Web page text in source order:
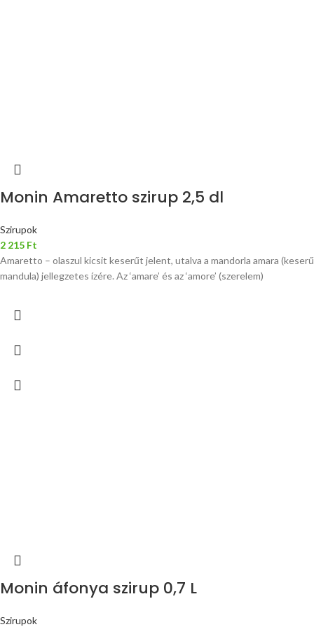
Monin Amaretto szirup 2,5 dl
Szirupok
2 215 Ft
Amaretto – olaszul kicsit keserűt jelent, utalva a mandorla amara (keserű
mandula) jellegzetes ízére. Az ‘amare’ és az ‘amore’ (szerelem)
Monin áfonya szirup 0,7 L
Szirupok